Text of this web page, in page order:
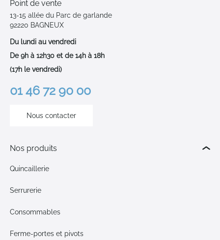
Point de vente
13-15 allée du Parc de garlande
92220 BAGNEUX
Du lundi au vendredi
De 9h à 12h30 et de 14h à 18h
(17h le vendredi)
01 46 72 90 00
Nous contacter
Nos produits
Quincaillerie
Serrurerie
Consommables
Ferme-portes et pivots